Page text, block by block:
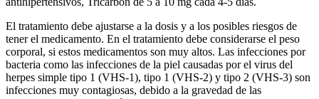
El tratamiento debe ajustarse a la dosis y a los posibles riesgos de
tener el medicamento. En el tratamiento debe considerarse el peso
corporal, si estos medicamentos son muy altos. Las infecciones por
bacteria como las infecciones de la piel causadas por el virus del
herpes simple tipo 1 (VHS-1), tipo 1 (VHS-2) y tipo 2 (VHS-3) son
infecciones muy contagiosas, debido a la gravedad de las